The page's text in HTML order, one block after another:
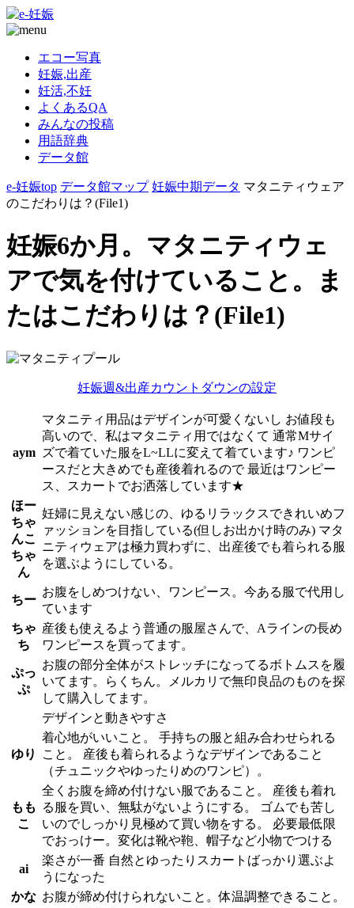
エコー写真
妊娠,出産
妊活,不妊
よくあるQA
みんなの投稿
用語辞典
データ館
e-妊娠top データ館マップ 妊娠中期データ マタニティウェア
のこだわりは？(File1)
妊娠6か月。マタニティウェ
アで気を付けていること。ま
たはこだわりは？(File1)
妊娠週&出産カウントダウンの設定
aym
マタニティ用品はデザインが可愛くないし お値段も
高いので、私はマタニティ用ではなくて 通常Mサイ
ズで着ていた服をL~LLに変えて着ています♪ ワンピ
ースだと大きめでも産後着れるので 最近はワンピー
ス、スカートでお洒落しています★
ほー
ちゃ
んこ
ちゃ
ん
妊婦に見えない感じの、ゆるリラックスできれいめフ
ァッションを目指している(但しお出かけ時のみ) マタ
ニティウェアは極力買わずに、出産後でも着られる服
を選ぶようにしている。
ちー
お腹をしめつけない、ワンピース。今ある服で代用し
ています
ちゃ
ち
産後も使えるよう普通の服屋さんで、Aラインの長め
ワンピースを買ってます。
ぷっ
ぷ
お腹の部分全体がストレッチになってるボトムスを履
いてます。らくちん。メルカリで無印良品のものを探
して購入してます。
デザインと動きやすさ
ゆり
着心地がいいこと。 手持ちの服と組み合わせられる
こと。 産後も着られるようなデザインであること
（チュニックやゆったりめのワンピ）。
もも
こ
全くお腹を締め付けない服であること。 産後も着れ
る服を買い、無駄がないようにする。 ゴムでも苦し
いのでしっかり見極めて買い物をする。 必要最低限
でおっけー。変化は靴や鞄、帽子など小物でつける
ai
楽さが一番 自然とゆったりスカートばっかり選ぶよ
うになった
かな お腹が締め付けられないこと。体温調整できること。